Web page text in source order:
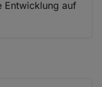
Entwicklung auf